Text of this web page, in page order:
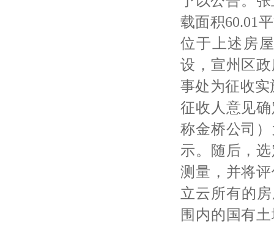
载面积60.01
位于上述房
设，宣州区
事处为征收实
征收人意见
称金桥公司
示。随后，
测量，并将
立云所有的
围内的国有